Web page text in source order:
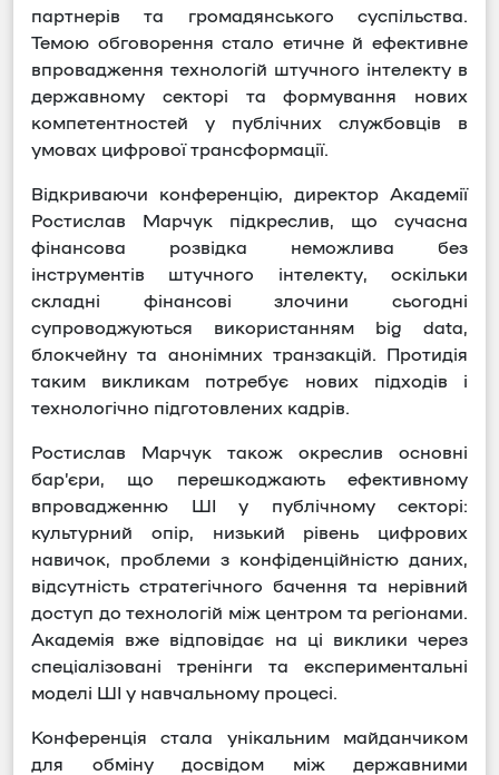
партнерів та громадянського суспільства.
Темою обговорення стало етичне й ефективне
впровадження технологій штучного інтелекту в
державному секторі та формування нових
компетентностей у публічних службовців в
умовах цифрової трансформації.
Відкриваючи конференцію, директор Академії
Ростислав Марчук підкреслив, що сучасна
фінансова розвідка неможлива без
інструментів штучного інтелекту, оскільки
складні фінансові злочини сьогодні
супроводжуються використанням big data,
блокчейну та анонімних транзакцій. Протидія
таким викликам потребує нових підходів і
технологічно підготовлених кадрів.
Ростислав Марчук також окреслив основні
бар’єри, що перешкоджають ефективному
впровадженню ШІ у публічному секторі:
культурний опір, низький рівень цифрових
навичок, проблеми з конфіденційністю даних,
відсутність стратегічного бачення та нерівний
доступ до технологій між центром та регіонами.
Академія вже відповідає на ці виклики через
спеціалізовані тренінги та експериментальні
моделі ШІ у навчальному процесі.
Конференція стала унікальним майданчиком
для обміну досвідом між державними